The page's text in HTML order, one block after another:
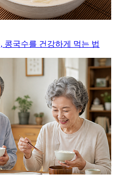
콩국수를 건강하게 먹는 법